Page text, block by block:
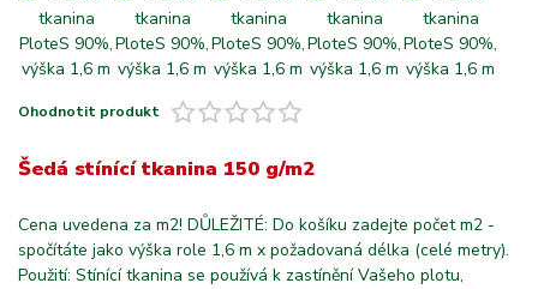
Ohodnotit produkt
Šedá stínící tkanina 150 g/m2
Cena uvedena za m2! DŮLEŽITÉ: Do košíku zadejte počet m2 -
spočítáte jako výška role 1,6 m x požadovaná délka (celé metry).
Použití: Stínící tkanina se používá k zastínění Vašeho plotu,